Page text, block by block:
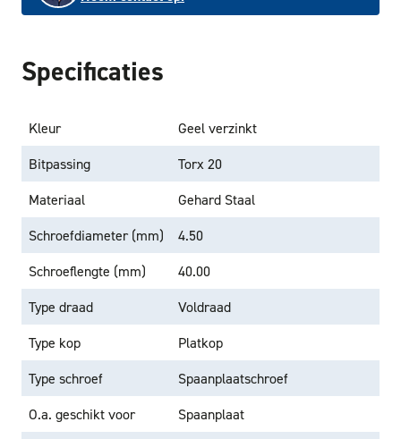
Specificaties
Kleur
Geel verzinkt
Bitpassing
Torx 20
Materiaal
Gehard Staal
Schroefdiameter (mm)
4.50
Schroeflengte (mm)
40.00
Type draad
Voldraad
Type kop
Platkop
Type schroef
Spaanplaatschroef
O.a. geschikt voor
Spaanplaat